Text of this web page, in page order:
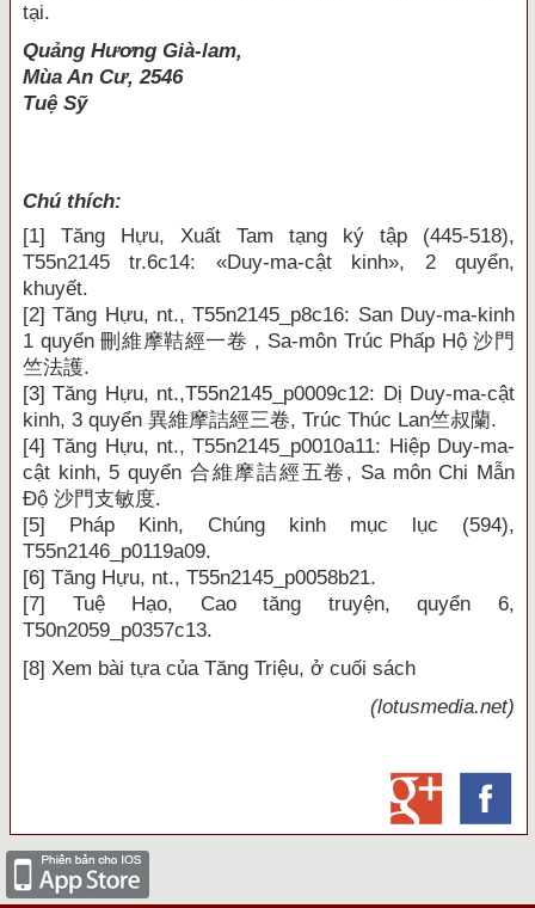
tại.
Quảng Hương Già-lam,
Mùa An Cư, 2546
Tuệ Sỹ
Chú thích:
[1]
Tăng Hựu, Xuất Tam tạng ký tập (445-518),
T55n2145 tr.6c14: «Duy-ma-cật kinh», 2 quyển,
khuyết.
[2] Tăng Hựu, nt., T55n2145_p8c16: San Duy-ma-kinh
1 quyển 刪維摩鞊經一卷 , Sa-môn Trúc Phấp Hộ 沙門
竺法護.
[3] Tăng Hựu, nt.,T55n2145_p0009c12: Dị Duy-ma-cật
kinh, 3 quyển 異維摩詰經三卷, Trúc Thúc Lan竺叔蘭.
[4] Tăng Hựu, nt., T55n2145_p0010a11: Hiệp Duy-ma-
cật kinh, 5 quyển 合維摩詰經五卷 , Sa môn Chi Mẫn
Độ 沙門支敏度.
[5]
Pháp Kinh, Chúng kinh mục lục (594),
T55n2146_p0119a09.
[6] Tăng Hựu, nt., T55n2145_p0058b21.
[7]
Tuệ Hạo, Cao tăng truyện, quyển 6,
T50n2059_p0357c13.
[8] Xem bài tựa của Tăng Triệu, ở cuối sách
(lotusmedia.net)